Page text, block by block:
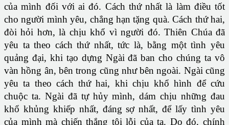
của mình đối với ai đó. Cách thứ nhất là làm điều tốt
cho người mình yêu, chẳng hạn tặng quà. Cách thứ hai,
đòi hỏi hơn, là chịu khổ vì người đó. Thiên Chúa đã
yêu ta theo cách thứ nhất, tức là, bằng một tình yêu
quảng đại, khi tạo dựng Ngài đã ban cho chúng ta vô
vàn hồng ân, bên trong cũng như bên ngoài. Ngài cũng
yêu ta theo cách thứ hai, khi chịu khổ hình để cứu
chuộc ta. Ngài đã tự hủy mình, dám chịu những đau
khổ khủng khiếp nhất, đáng sợ nhất, để lấy tình yêu
của mình mà chiến thắng tội lỗi của ta. Do đó, chính